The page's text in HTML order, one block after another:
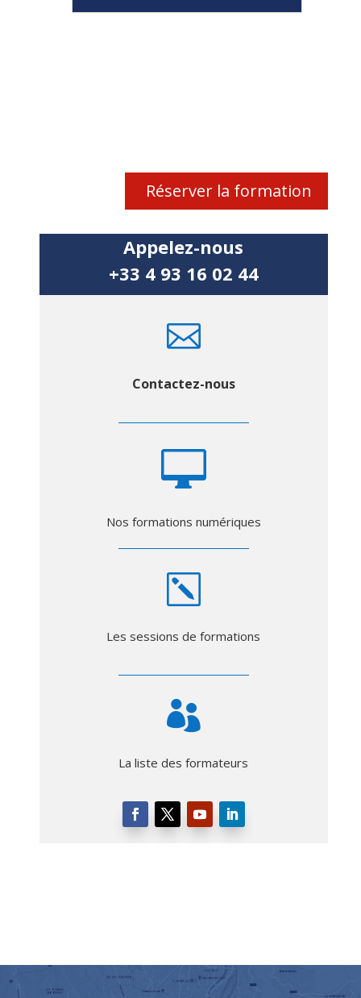
Réserver la formation
Appelez-nous
+33 4 93 16 02 44

Contactez-nous

Nos formations numériques
k
Les sessions de formations

La liste des formateurs